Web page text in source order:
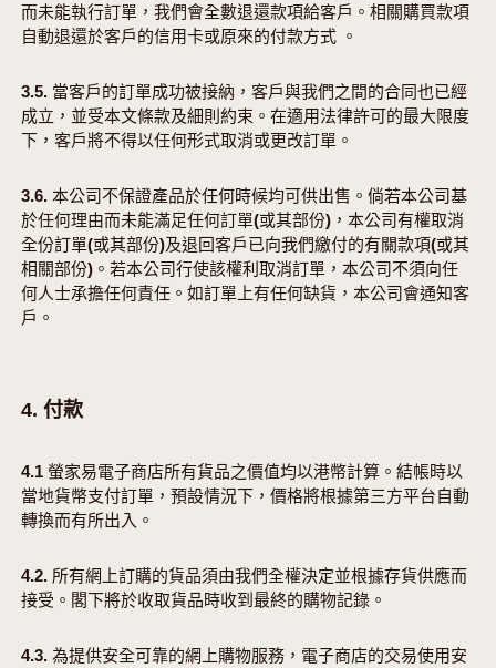
而未能執行訂單，我們會全數退還款項給客戶。相關購買款項
自動退還於客戶的信用卡或原來的付款方式 。
3.5. 當客戶的訂單成功被接納，客戶與我們之間的合同也已經
成立，並受本文條款及細則約束。在適用法律許可的最大限度
下，客戶將不得以任何形式取消或更改訂單。
3.6. 本公司不保證產品於任何時候均可供出售。倘若本公司基
於任何理由而未能滿足任何訂單(或其部份)，本公司有權取消
全份訂單(或其部份)及退回客戶已向我們繳付的有關款項(或其
相關部份)。若本公司行使該權利取消訂單，本公司不須向任
何人士承擔任何責任。如訂單上有任何缺貨，本公司會通知客
戶。
4. 付款
4.1 螢家易電子商店所有貨品之價值均以港幣計算。結帳時以
當地貨幣支付訂單，預設情況下，價格將根據第三方平台自動
轉換而有所出入。
4.2. 所有網上訂購的貨品須由我們全權決定並根據存貨供應而
接受。閣下將於收取貨品時收到最終的購物記錄。
4.3. 為提供安全可靠的網上購物服務，電子商店的交易使用安